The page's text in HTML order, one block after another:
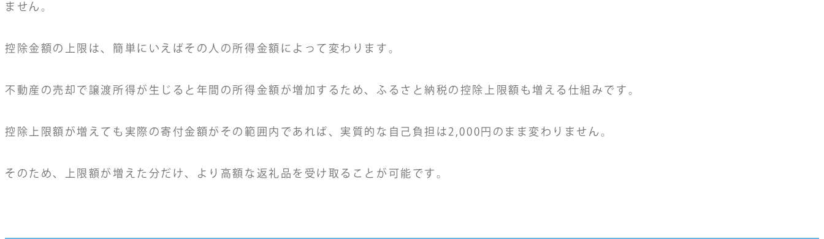
ません。
控除金額の上限は、簡単にいえばその人の所得金額によって変わります。
不動産の売却で譲渡所得が生じると年間の所得金額が増加するため、ふるさと納税の控除上限額も増える仕組みです。
控除上限額が増えても実際の寄付金額がその範囲内であれば、実質的な自己負担は2,000円のまま変わりません。
そのため、上限額が増えた分だけ、より高額な返礼品を受け取ることが可能です。